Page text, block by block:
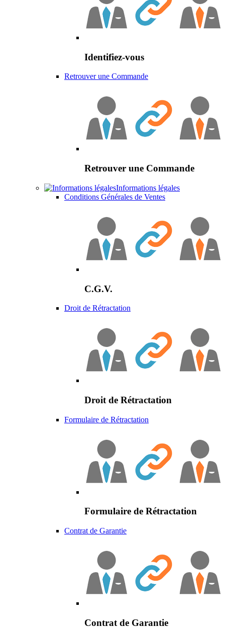
Identifiez-vous
Retrouver une Commande
Retrouver une Commande
Informations légales
Conditions Générales de Ventes
C.G.V.
Droit de Rétractation
Droit de Rétractation
Formulaire de Rétractation
Formulaire de Rétractation
Contrat de Garantie
Contrat de Garantie